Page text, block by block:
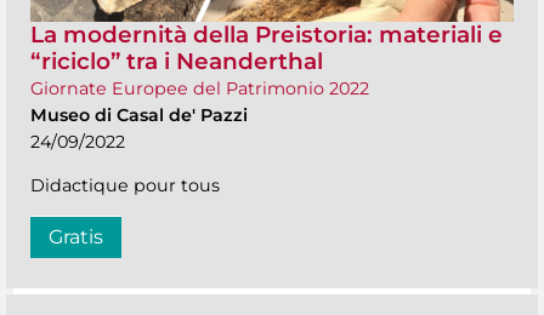
La modernità della Preistoria: materiali e
“riciclo” tra i Neanderthal
Giornate Europee del Patrimonio 2022
Museo di Casal de' Pazzi
24/09/2022
Didactique pour tous
Gratis